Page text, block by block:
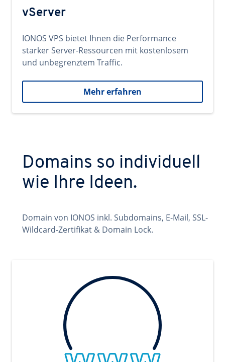
vServer
IONOS VPS bietet Ihnen die Performance
starker Server-Ressourcen mit kostenlosem
und unbegrenztem Traffic.
Mehr erfahren
Domains so individuell
wie Ihre Ideen.
Domain von IONOS inkl. Subdomains, E-Mail, SSL-
Wildcard-Zertifikat & Domain Lock.